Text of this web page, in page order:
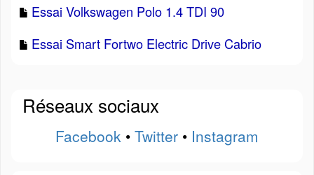
Essai Volkswagen Polo 1.4 TDI 90
Essai Smart Fortwo Electric Drive Cabrio
Réseaux sociaux
Facebook • Twitter • Instagram